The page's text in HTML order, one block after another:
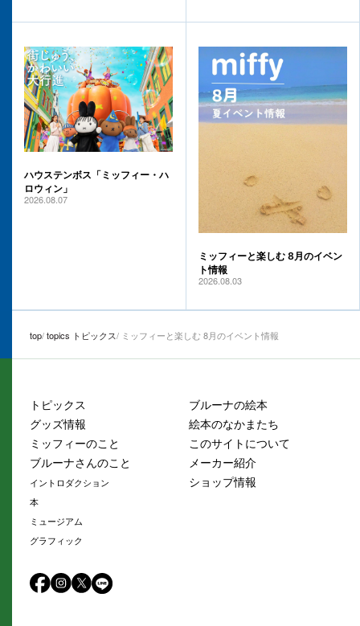
ハウステンボス「ミッフィー・ハ
ロウィン」
2026.08.07
ミッフィーと楽しむ 8月のイベン
ト情報
2026.08.03
top topics トピックス ミッフィーと楽しむ 8月のイベント情報
トピックス
グッズ情報
ミッフィーのこと
ブルーナさんのこと
イントロダクション
本
ミュージアム
グラフィック
ブルーナの絵本
絵本のなかまたち
このサイトについて
メーカー紹介
ショップ情報